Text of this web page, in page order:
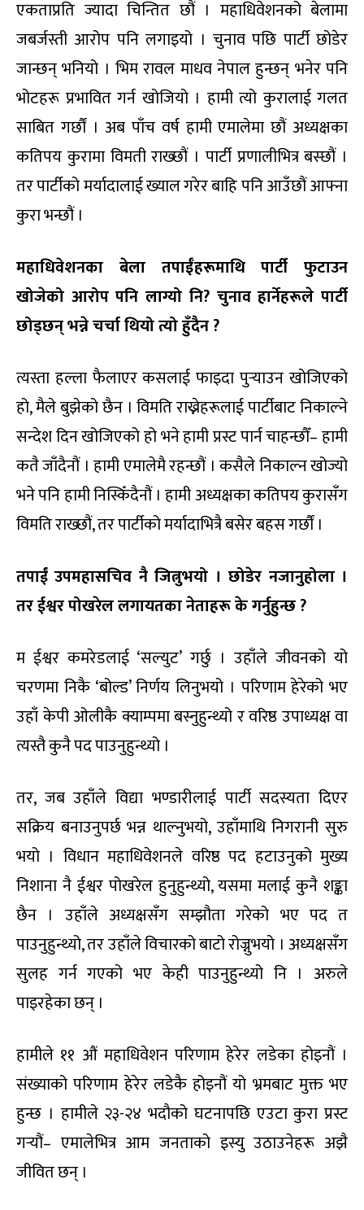
एकताप्रति ज्यादा चिन्तित छौं । महाधिवेशनको बेलामा
जबर्जस्ती आरोप पनि लगाइयो । चुनाव पछि पार्टी छोडेर
जान्छन् भनियो । भिम रावल माधव नेपाल हुन्छन् भनेर पनि
भोटहरू प्रभावित गर्न खोजियो । हामी त्यो कुरालाई गलत
साबित गर्छौं । अब पाँच वर्ष हामी एमालेमा छौं अध्यक्षका
कतिपय कुरामा विमती राख्छौं । पार्टी प्रणालीभित्र बस्छौं ।
तर पार्टीको मर्यादालाई ख्याल गरेर बाहि पनि आउँछौं आफ्ना
कुरा भन्छौं ।
महाधिवेशनका बेला तपाईँहरूमाथि पार्टी फुटाउन
खोजेको आरोप पनि लाग्यो नि? चुनाव हार्नेहरूले पार्टी
छोड्छन् भन्ने चर्चा थियो त्यो हुँदैन ?
त्यस्ता हल्ला फैलाएर कसलाई फाइदा पुर्‍याउन खोजिएको
हो, मैले बुझेको छैन । विमति राख्नेहरूलाई पार्टीबाट निकाल्ने
सन्देश दिन खोजिएको हो भने हामी प्रस्ट पार्न चाहन्छौँ– हामी
कतै जाँदैनौं । हामी एमालेमै रहन्छौं । कसैले निकाल्न खोज्यो
भने पनि हामी निस्किँदैनौं । हामी अध्यक्षका कतिपय कुरासँग
विमति राख्छौं, तर पार्टीको मर्यादाभित्रै बसेर बहस गर्छौं ।
तपाईं उपमहासचिव नै जित्नुभयो । छोडेर नजानुहोला ।
तर ईश्वर पोखरेल लगायतका नेताहरू के गर्नुहुन्छ ?
म ईश्वर कमरेडलाई ‘सल्युट’ गर्छु । उहाँले जीवनको यो
चरणमा निकै ‘बोल्ड’ निर्णय लिनुभयो । परिणाम हेरेको भए
उहाँ केपी ओलीकै क्याम्पमा बस्नुहुन्थ्यो र वरिष्ठ उपाध्यक्ष वा
त्यस्तै कुनै पद पाउनुहुन्थ्यो ।
तर, जब उहाँले विद्या भण्डारीलाई पार्टी सदस्यता दिएर
सक्रिय बनाउनुपर्छ भन्न थाल्नुभयो, उहाँमाथि निगरानी सुरु
भयो । विधान महाधिवेशनले वरिष्ठ पद हटाउनुको मुख्य
निशाना नै ईश्वर पोखरेल हुनुहुन्थ्यो, यसमा मलाई कुनै शङ्का
छैन । उहाँले अध्यक्षसँग सम्झौता गरेको भए पद त
पाउनुहुन्थ्यो, तर उहाँले विचारको बाटो रोज्नुभयो । अध्यक्षसँग
सुलह गर्न गएको भए केही पाउनुहुन्थ्यो नि । अरुले
पाइरहेका छन् ।
हामीले ११ औं महाधिवेशन परिणाम हेरेर लडेका होइनौं ।
संख्याको परिणाम हेरेर लडेकै होइनौं यो भ्रमबाट मुक्त भए
हुन्छ । हामीले २३-२४ भदौको घटनापछि एउटा कुरा प्रस्ट
गर्‍यौं– एमालेभित्र आम जनताको इस्यु उठाउनेहरू अझै
जीवित छन् ।